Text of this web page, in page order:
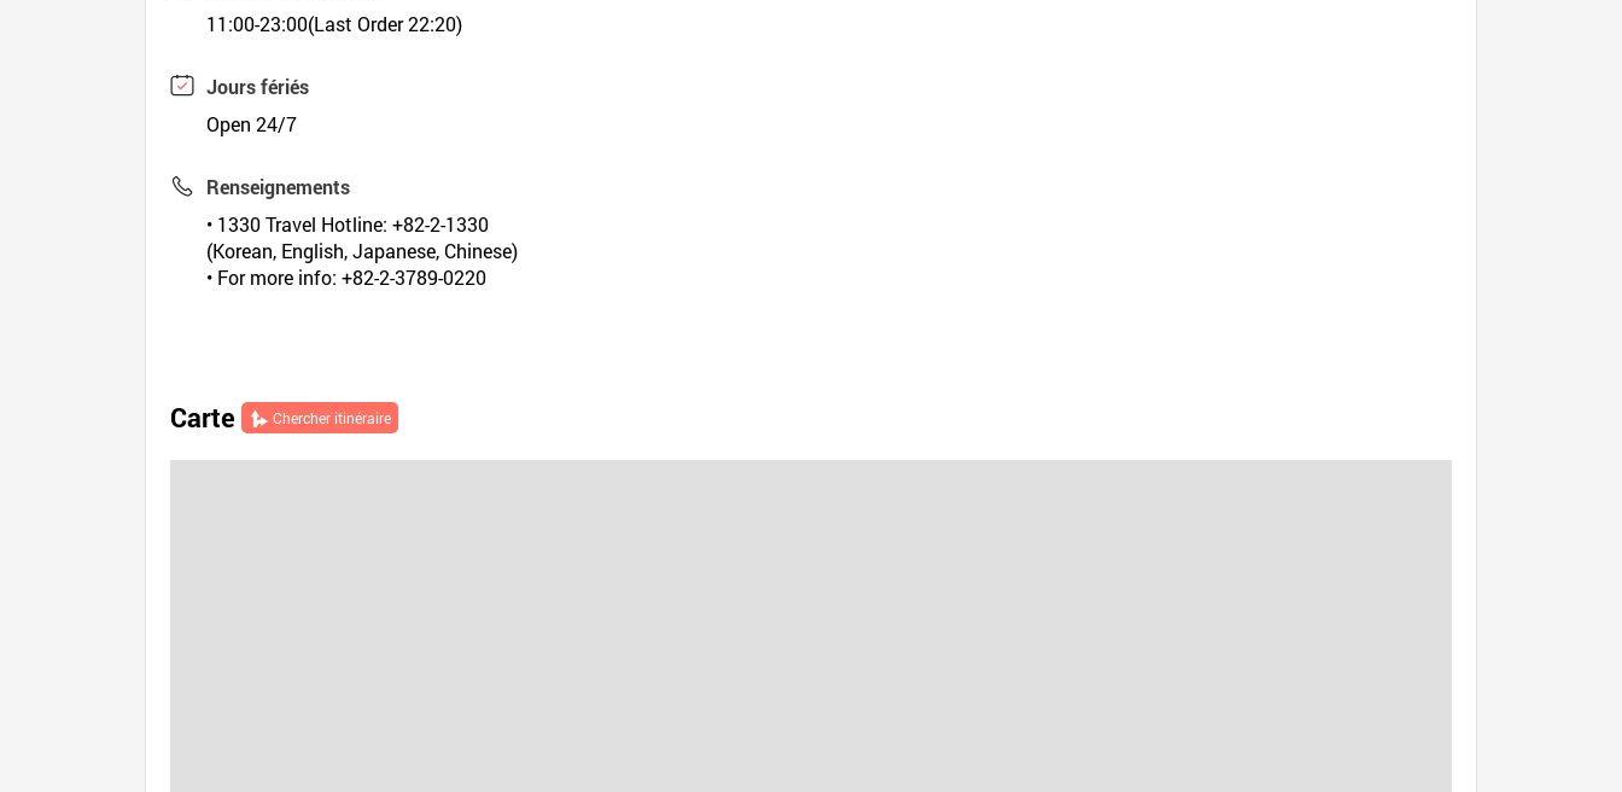
11:00-23:00(Last Order 22:20)
Jours fériés
Open 24/7
Renseignements
• 1330 Travel Hotline: +82-2-1330
(Korean, English, Japanese, Chinese)
• For more info: +82-2-3789-0220
Carte Chercher itinéraire